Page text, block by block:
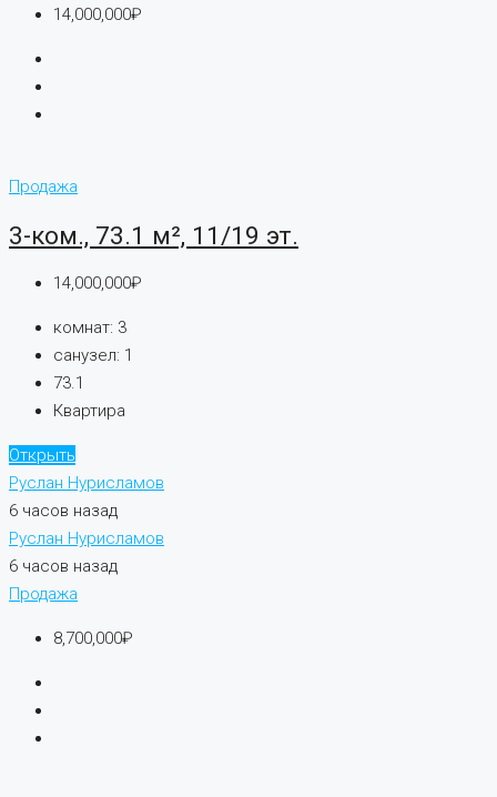
14,000,000₽
Продажа
3-ком., 73.1 м², 11/19 эт.
14,000,000₽
комнат: 3
санузел: 1
73.1
Квартира
Открыть
Руслан Нурисламов
6 часов назад
Руслан Нурисламов
6 часов назад
Продажа
8,700,000₽